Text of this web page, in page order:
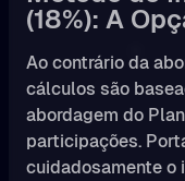
(18%): A
Ao contrário da
cálculos são
abordagem do
participações.
cuidadosamente o